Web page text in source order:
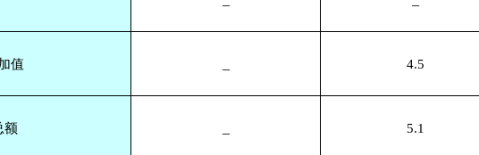
值 4.5
额 5.1